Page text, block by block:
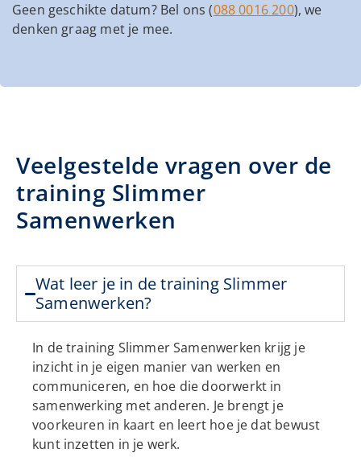
Geen geschikte datum? Bel ons (088 0016 200), we
denken graag met je mee.
Veelgestelde vragen over de
training Slimmer
Samenwerken
Wat leer je in de training Slimmer
Samenwerken?
In de training Slimmer Samenwerken krijg je
inzicht in je eigen manier van werken en
communiceren, en hoe die doorwerkt in
samenwerking met anderen. Je brengt je
voorkeuren in kaart en leert hoe je dat bewust
kunt inzetten in je werk.